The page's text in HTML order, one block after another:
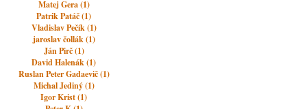
Matej Gera (1)
Patrik Patáč (1)
Vladislav Pečík (1)
jaroslav čollák (1)
Ján Pirč (1)
David Halenák (1)
Ruslan Peter Gadaevič (1)
Michal Jediný (1)
Igor Krist (1)